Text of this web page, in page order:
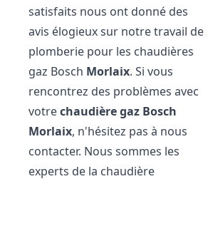
satisfaits nous ont donné des
avis élogieux sur notre travail de
plomberie pour les chaudières
gaz Bosch Morlaix. Si vous
rencontrez des problèmes avec
votrechaudière gaz Bosch
Morlaix, n'hésitez pas à nous
contacter. Nous sommes les
experts de la chaudière